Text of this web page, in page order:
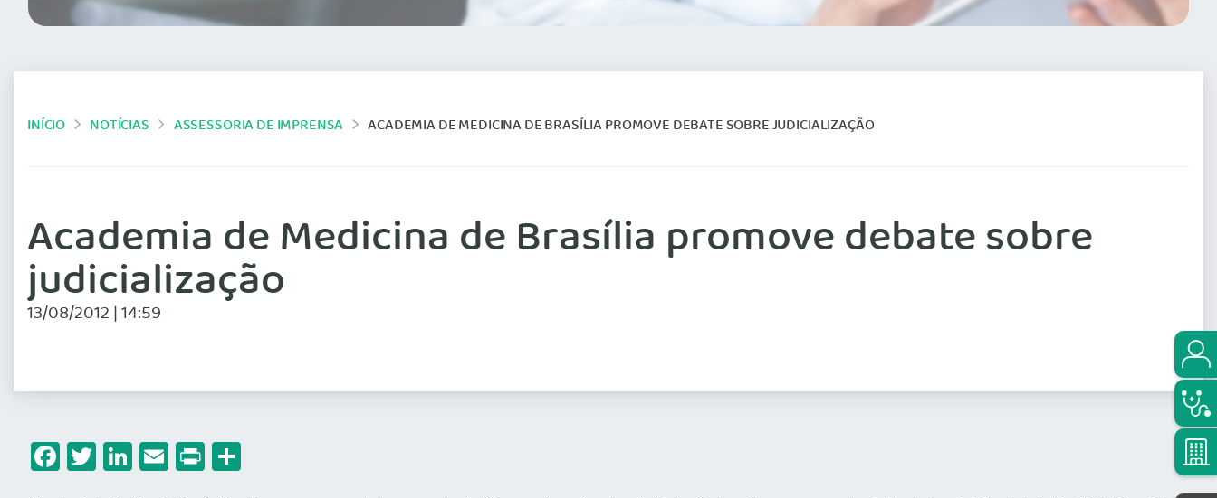
INÍCIO NOTÍCIAS ASSESSORIA DE IMPRENSA ACADEMIA DE MEDICINA DE BRASÍLIA PROMOVE DEBATE SOBRE JUDICIALIZAÇÃO
Academia de Medicina de Brasília promove debate sobre
judicialização
13/08/2012 | 14:59
Facebook
Twitter
LinkedIn
Email
Print